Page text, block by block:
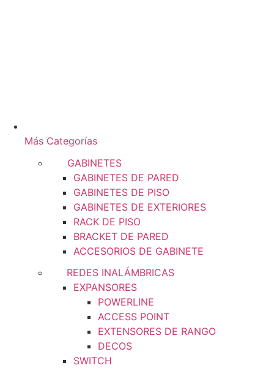
Más Categorías
GABINETES
GABINETES DE PARED
GABINETES DE PISO
GABINETES DE EXTERIORES
RACK DE PISO
BRACKET DE PARED
ACCESORIOS DE GABINETE
REDES INALÁMBRICAS
EXPANSORES
POWERLINE
ACCESS POINT
EXTENSORES DE RANGO
DECOS
SWITCH